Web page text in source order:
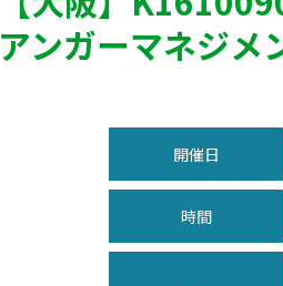
アンガーマネジメ
開催日
時間